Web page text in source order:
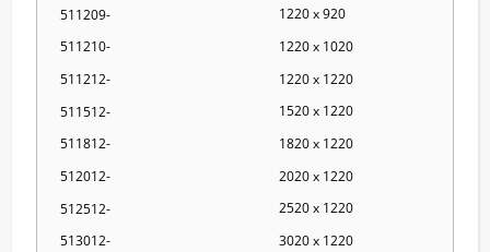
511209-
511210-
511212-
511512-
511812-
512012-
512512-
513012-
1220 x 920
1220 x 1020
1220 x 1220
1520 x 1220
1820 x 1220
2020 x 1220
2520 x 1220
3020 x 1220